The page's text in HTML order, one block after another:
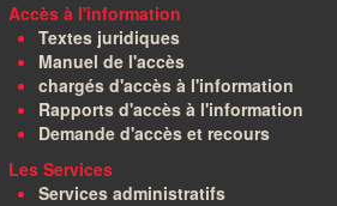
Accès à l'information
Textes juridiques
Manuel de l'accès
chargés d'accès à l'information
Rapports d'accès à l'information
Demande d'accès et recours
Les Services
Services administratifs